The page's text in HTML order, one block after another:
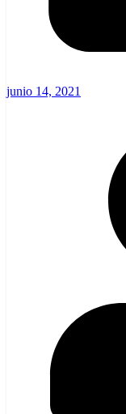
junio 14, 2021